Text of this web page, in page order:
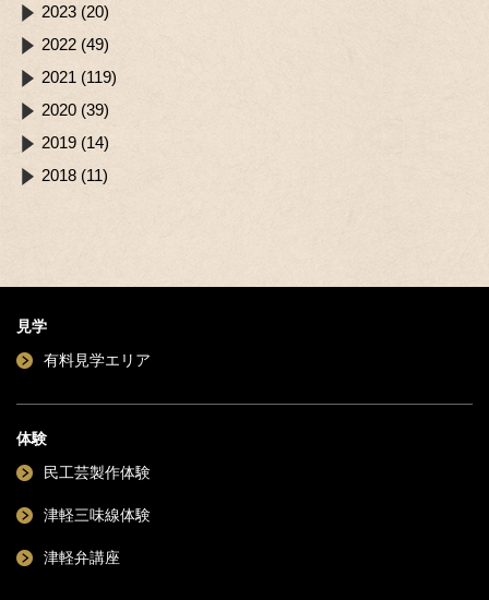
2023 (20)
2022 (49)
2021 (119)
2020 (39)
2019 (14)
2018 (11)
見学
有料見学エリア
体験
民工芸製作体験
津軽三味線体験
津軽弁講座